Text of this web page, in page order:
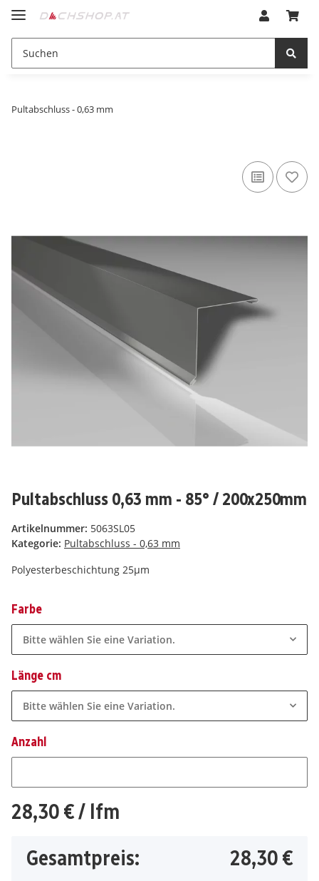
Pultabschluss - 0,63 mm
Pultabschluss 0,63 mm - 85° / 200x250mm
Artikelnummer: 5063SL05
Kategorie: Pultabschluss - 0,63 mm
Polyesterbeschichtung 25µm
Farbe
Bitte wählen Sie eine Variation.
Länge cm
Bitte wählen Sie eine Variation.
Anzahl
28,30 €/ lfm
Gesamtpreis:
28,30 €